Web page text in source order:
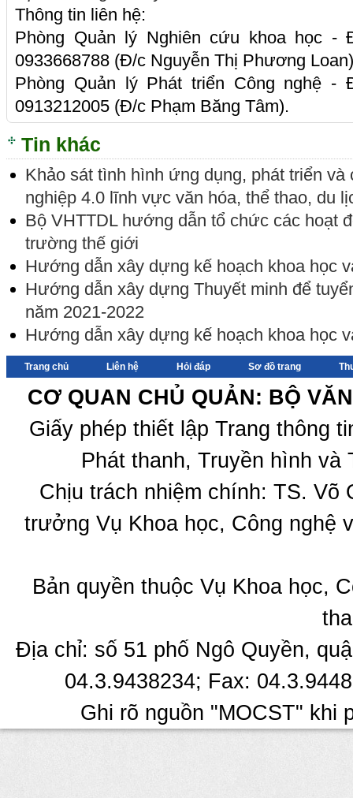
Thông tin liên hệ:
Phòng Quản lý Nghiên cứu khoa học -
0933668788 (Đ/c Nguyễn Thị Phương
Phòng Quản lý Phát triển Công nghệ -
0913212005 (Đ/c Phạm Băng Tâm).
Tin khác
Khảo sát tình hình ứng dụng, phát triển và
nghiệp 4.0 lĩnh vực văn hóa, thể thao, du
Bộ VHTTDL hướng dẫn tổ chức các hoạt
trường thế giới
Hướng dẫn xây dựng kế hoạch khoa học
Hướng dẫn xây dựng Thuyết minh để
năm 2021-2022
Hướng dẫn xây dựng kế hoạch khoa học
Trang chủ Liên hệ Hỏi đáp Sơ đồ trang
CƠ QUAN CHỦ QUẢN: BỘ
Giấy phép thiết lập Trang thông
Phát thanh, Truyền hình
Chịu trách nhiệm chính: TS.
trưởng Vụ Khoa học, Công nghệ
Bản quyền thuộc Vụ Khoa học,
Địa chỉ: số 51 phố Ngô Quyền,
04.3.9438234; Fax:
Ghi rõ nguồn "MOCST" khi